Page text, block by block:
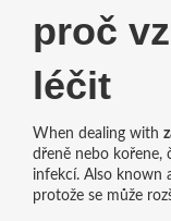
proč
léčit
When dealing with
dřeně nebo kořene,
infekcí. Also known
protože se může